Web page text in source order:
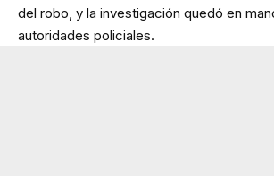
del robo, y la investigación quedó en
autoridades policiales.